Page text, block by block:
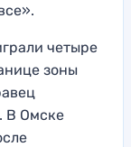
четыре
зоны
В Омске